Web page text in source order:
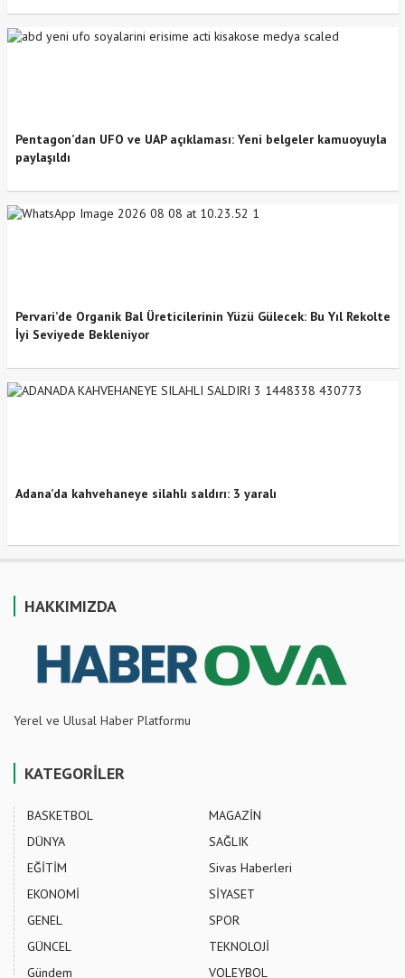
Pentagon’dan UFO ve UAP açıklaması: Yeni belgeler kamuoyuyla
paylaşıldı
Pervari’de Organik Bal Üreticilerinin Yüzü Gülecek: Bu Yıl Rekolte
İyi Seviyede Bekleniyor
Adana’da kahvehaneye silahlı saldırı: 3 yaralı
HAKKIMIZDA
Yerel ve Ulusal Haber Platformu
KATEGORİLER
BASKETBOL
DÜNYA
EĞİTİM
EKONOMİ
GENEL
GÜNCEL
Gündem
MAGAZİN
SAĞLIK
Sivas Haberleri
SİYASET
SPOR
TEKNOLOJİ
VOLEYBOL